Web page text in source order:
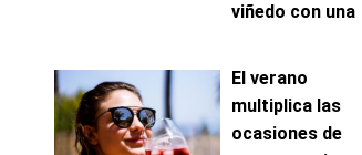
viñedo con una
el 96%
El verano
multiplica las
ocasiones de